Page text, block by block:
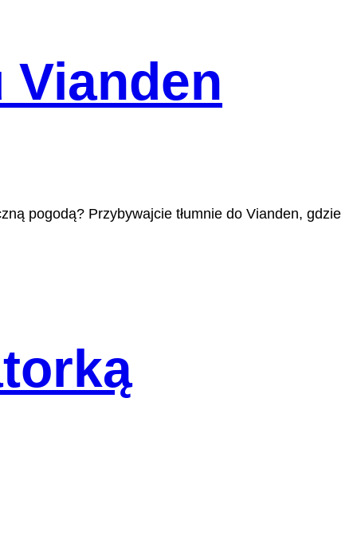
pogodą? Przybywajcie tłumnie do Vianden, gdzie